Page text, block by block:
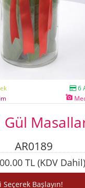
6
add_a_photo
Gül
AR0189
TL (KDV Dahil)